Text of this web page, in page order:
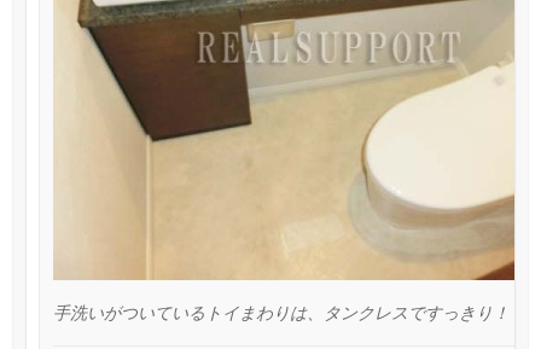
手洗いがついているトイまわりは、タンクレスですっきり！